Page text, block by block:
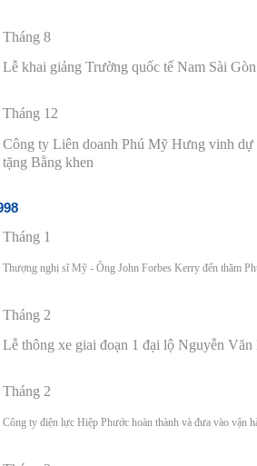
Tháng 8
Lễ khai giảng Trường quốc tếNam Sài Gòn
Tháng 12
Công ty Liên doanh Phú Mỹ Hưng vinh
tặng Bằng khen
Tháng 1
Thượng nghị sĩ Mỹ - Ông John Forbes Kerry đến thăm
Tháng 2
Lễ thông xe giai đoạn 1 đại lộ Nguyễn Văn
Tháng 2
Công ty điện lực Hiệp Phước hoàn thành và đưa vào vận